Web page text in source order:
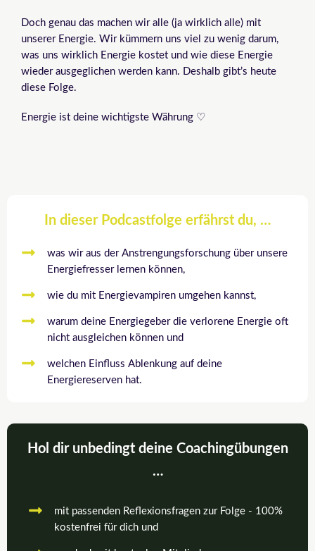
Doch genau das machen wir alle (ja wirklich alle) mit
unserer Energie. Wir kümmern uns viel zu wenig darum,
was uns wirklich Energie kostet und wie diese Energie
wieder ausgeglichen werden kann. Deshalb gibt’s heute
diese Folge.
Energie ist deine wichtigste Währung ♡
In dieser Podcastfolge erfährst du, …
was wir aus der Anstrengungsforschung über unsere
Energiefresser lernen können,
wie du mit Energievampiren umgehen kannst,
warum deine Energiegeber die verlorene Energie oft
nicht ausgleichen können und
welchen Einfluss Ablenkung auf deine
Energiereserven hat.
Hol dir unbedingt deine Coachingübungen
…
mit passenden Reflexionsfragen zur Folge - 100%
kostenfrei für dich und